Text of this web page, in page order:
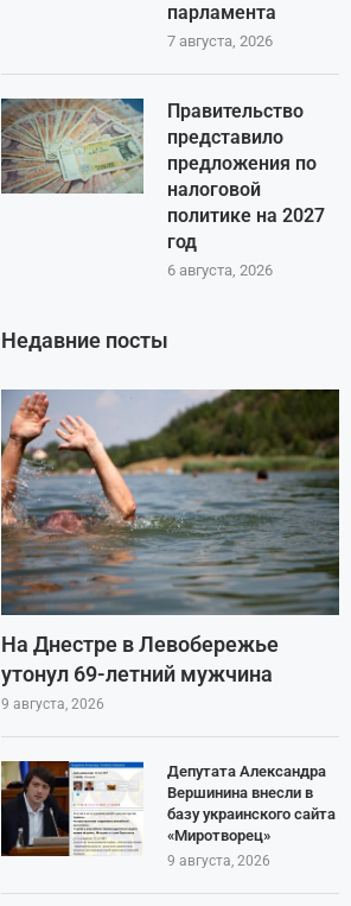
парламента
7 августа, 2026
Правительство
представило
предложения по
налоговой
политике на 2027
год
6 августа, 2026
Недавние посты
На Днестре в Левобережье
утонул 69-летний мужчина
9 августа, 2026
Депутата Александра
Вершинина внесли в
базу украинского сайта
«Миротворец»
9 августа, 2026